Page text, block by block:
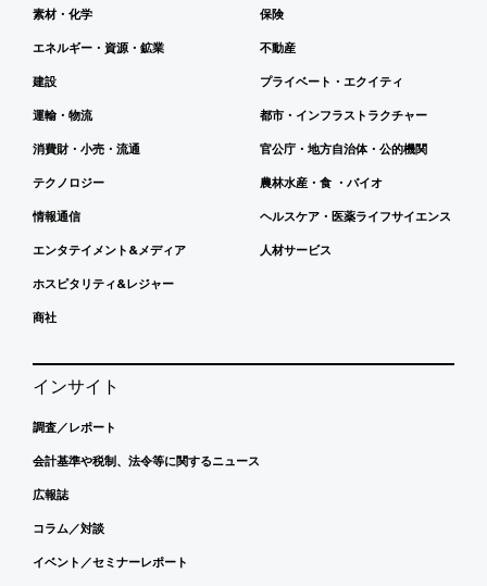
素材・化学
エネルギー・資源・鉱業
建設
運輸・物流
消費財・小売・流通
テクノロジー
情報通信
エンタテイメント&メディア
ホスピタリティ&レジャー
商社
保険
不動産
プライベート・エクイティ
都市・インフラストラクチャー
官公庁・地方自治体・公的機関
農林水産・食 ・バイオ
ヘルスケア・医薬ライフサイエンス
人材サービス
インサイト
調査／レポート
会計基準や税制、法令等に関するニュース
広報誌
コラム／対談
イベント／セミナーレポート